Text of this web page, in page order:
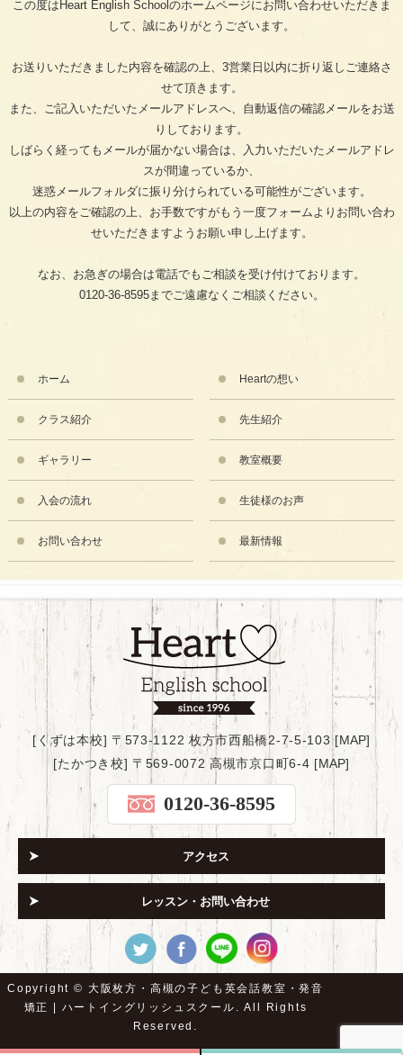
入会の流れ FLOW
この度はHeart English Schoolのホームページにお問い合わせいただきま
して、誠にありがとうございます。
お送りいただきました内容を確認の上、3営業日以内に折り返しご連絡さ
せて頂きます。
また、ご記入いただいたメールアドレスへ、自動返信の確認メールをお送
りしております。
しばらく経ってもメールが届かない場合は、入力いただいたメールアドレ
スが間違っているか、
迷惑メールフォルダに振り分けられている可能性がございます。
以上の内容をご確認の上、お手数ですがもう一度フォームよりお問い合わ
せいただきますようお願い申し上げます。
なお、お急ぎの場合は電話でもご相談を受け付けております。
0120-36-8595までご遠慮なくご相談ください。
ホーム Heartの想い
クラス紹介 先生紹介
ギャラリー 教室概要
入会の流れ 生徒様のお声
お問い合わせ 最新情報
[くずは本校] 〒573-1122 枚方市西船橋2-7-5-103 [MAP]
[たかつき校] 〒569-0072 高槻市京口町6-4 [MAP]
0120-36-8595
アクセス
レッスン・お問い合わせ
Copyright © 大阪枚方・高槻の子ども英会話教室・発音
矯正 | ハートイングリッシュスクール.
All Rights
Reserved.